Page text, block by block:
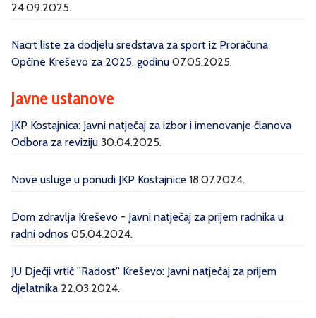
24.09.2025.
Nacrt liste za dodjelu sredstava za sport iz Proračuna
Općine Kreševo za 2025. godinu 07.05.2025.
Javne ustanove
JKP Kostajnica: Javni natječaj za izbor i imenovanje članova
Odbora za reviziju 30.04.2025.
Nove usluge u ponudi JKP Kostajnice 18.07.2024.
Dom zdravlja Kreševo - Javni natječaj za prijem radnika u
radni odnos 05.04.2024.
JU Dječji vrtić ''Radost'' Kreševo: Javni natječaj za prijem
djelatnika 22.03.2024.